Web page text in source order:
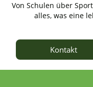
Von Schulen über
alles, was eine
Kontakt